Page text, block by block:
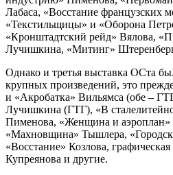
Лабаса, «Восстание французских
«Текстильщицы» и «Оборона
«Кронштадтский рейд» Вялова,
Лучишкина, «Митинг»
Однако и третья выставка ОСта
крупных произведений, это
и «Акробатка» Вильямса (обе –
Лучишкина (ГТГ), «В
Пименова, «Женщина и аэроплан»
«Махновщина» Тышлера,
«Восстание» Козлова,
Купреянова и другие.